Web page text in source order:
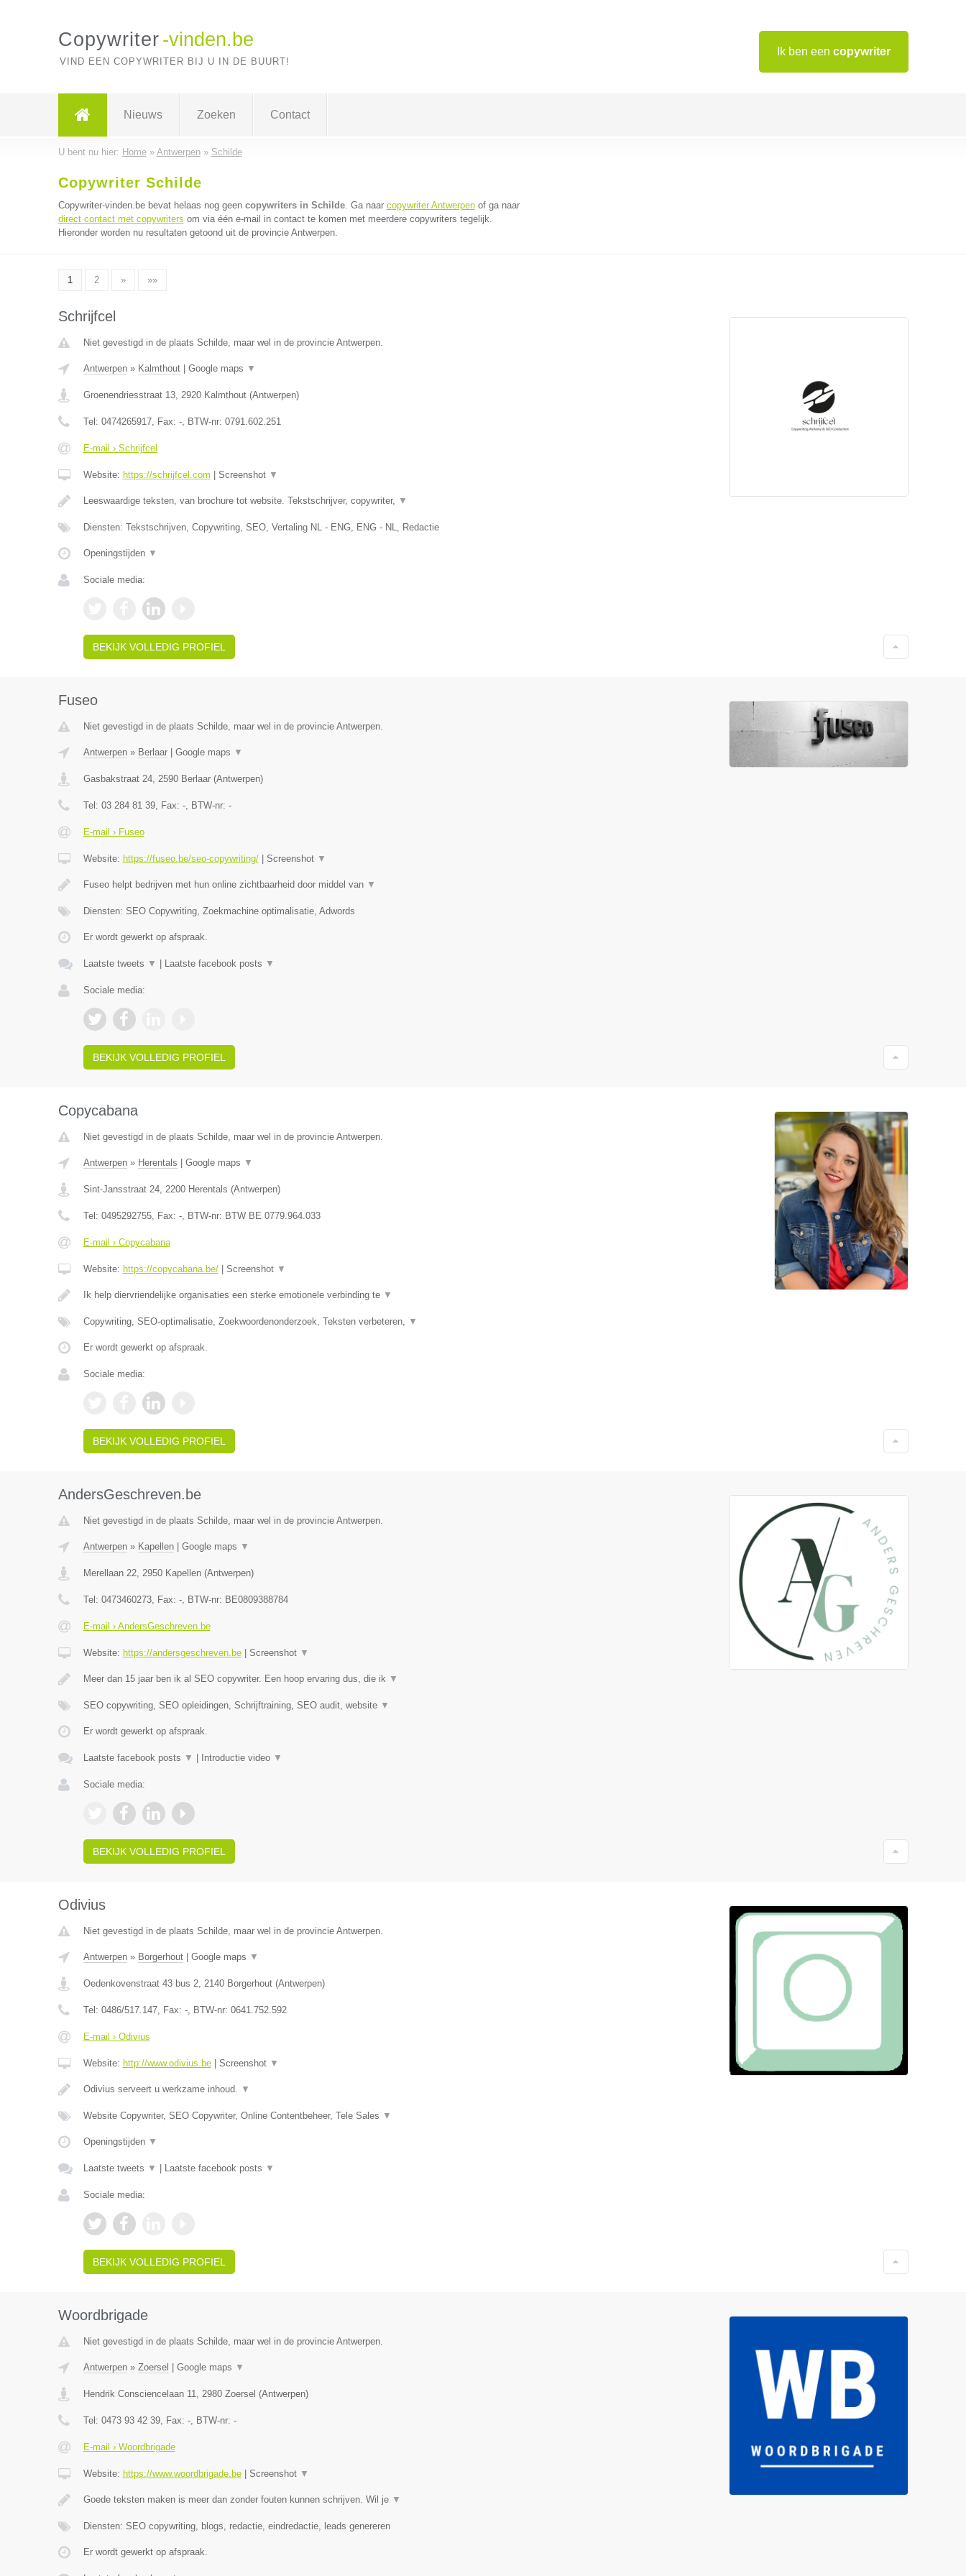
Ik ben een copywriter
Copywriter -vinden.be
VIND EEN COPYWRITER BIJ U IN DE BUURT!
Nieuws Zoeken Contact
U bent nu hier: Home» Antwerpen» Schilde
Copywriter Schilde
Copywriter-vinden.be bevat helaas nog geen copywriters in Schilde. Ga naar copywriter Antwerpenof ga naar
direct contact met copywriters om via één e-mail in contact te komen met meerdere copywriters tegelijk.
Hieronder worden nu resultaten getoond uit de provincie Antwerpen.
1 2 » »»
Schrijfcel
Niet gevestigd in de plaats Schilde, maar wel in de provincie Antwerpen.
Antwerpen» Kalmthout| Google maps ▼
Groenendriesstraat 13, 2920 Kalmthout(Antwerpen)
Tel: 0474265917, Fax: -, BTW-nr: 0791.602.251
E-mail › Schrijfcel
Website: https://schrijfcel.com Screenshot ▼
Leeswaardige teksten, van brochure tot website. Tekstschrijver, copywriter, ▼
Diensten: Tekstschrijven, Copywriting, SEO, Vertaling NL - ENG, ENG - NL, Redactie
Openingstijden ▼
Sociale media:
BEKIJK VOLLEDIG PROFIEL
Fuseo
Niet gevestigd in de plaats Schilde, maar wel in de provincie Antwerpen.
Antwerpen» Berlaar| Google maps ▼
Gasbakstraat 24, 2590 Berlaar(Antwerpen)
Tel: 03 284 81 39, Fax: -, BTW-nr: -
E-mail › Fuseo
Website: https://fuseo.be/seo-copywriting/| Screenshot ▼
Fuseo helpt bedrijven met hun online zichtbaarheid door middel van ▼
Diensten: SEO Copywriting, Zoekmachine optimalisatie, Adwords
Er wordt gewerkt op afspraak.
Laatste tweets ▼ Laatste facebook posts ▼
Sociale media:
BEKIJK VOLLEDIG PROFIEL
Copycabana
Niet gevestigd in de plaats Schilde, maar wel in de provincie Antwerpen.
Antwerpen» Herentals Google maps ▼
Sint-Jansstraat 24, 2200 Herentals (Antwerpen)
Tel: 0495292755, Fax: -, BTW-nr: BTW BE 0779.964.033
E-mail › Copycabana
Website: https://copycabana.be/| Screenshot ▼
Ik help diervriendelijke organisaties een sterke emotionele verbinding te ▼
Copywriting, SEO-optimalisatie, Zoekwoordenonderzoek, Teksten verbeteren, ▼
Er wordt gewerkt op afspraak.
Sociale media:
BEKIJK VOLLEDIG PROFIEL
AndersGeschreven.be
Niet gevestigd in de plaats Schilde, maar wel in de provincie Antwerpen.
Antwerpen» Kapellen| Google maps ▼
Merellaan 22, 2950 Kapellen(Antwerpen)
Tel: 0473460273, Fax: -, BTW-nr: BE0809388784
E-mail › AndersGeschreven.be
Website: https://andersgeschreven.be| Screenshot ▼
Meer dan 15 jaar ben ik al SEO copywriter. Een hoop ervaring dus, die ik ▼
SEO copywriting, SEO opleidingen, Schrijftraining, SEO audit, website ▼
Er wordt gewerkt op afspraak.
Laatste facebook posts ▼ Introductie video ▼
Sociale media:
BEKIJK VOLLEDIG PROFIEL
Odivius
Niet gevestigd in de plaats Schilde, maar wel in de provincie Antwerpen.
Antwerpen» Borgerhout| Google maps ▼
Oedenkovenstraat 43 bus 2, 2140 Borgerhout(Antwerpen)
Tel: 0486/517.147, Fax: -, BTW-nr: 0641.752.592
E-mail › Odivius
Website: http://www.odivius.be| Screenshot ▼
Odivius serveert u werkzame inhoud. ▼
Website Copywriter, SEO Copywriter, Online Contentbeheer, Tele Sales ▼
Openingstijden ▼
Laatste tweets ▼ Laatste facebook posts ▼
Sociale media:
BEKIJK VOLLEDIG PROFIEL
Woordbrigade
Niet gevestigd in de plaats Schilde, maar wel in de provincie Antwerpen.
Antwerpen» Zoersel Google maps ▼
Hendrik Consciencelaan 11, 2980 Zoersel (Antwerpen)
Tel: 0473 93 42 39, Fax: -, BTW-nr: -
E-mail › Woordbrigade
Website: https://www.woordbrigade.be| Screenshot ▼
Goede teksten maken is meer dan zonder fouten kunnen schrijven. Wil je ▼
Diensten: SEO copywriting, blogs, redactie, eindredactie, leads genereren
Er wordt gewerkt op afspraak.